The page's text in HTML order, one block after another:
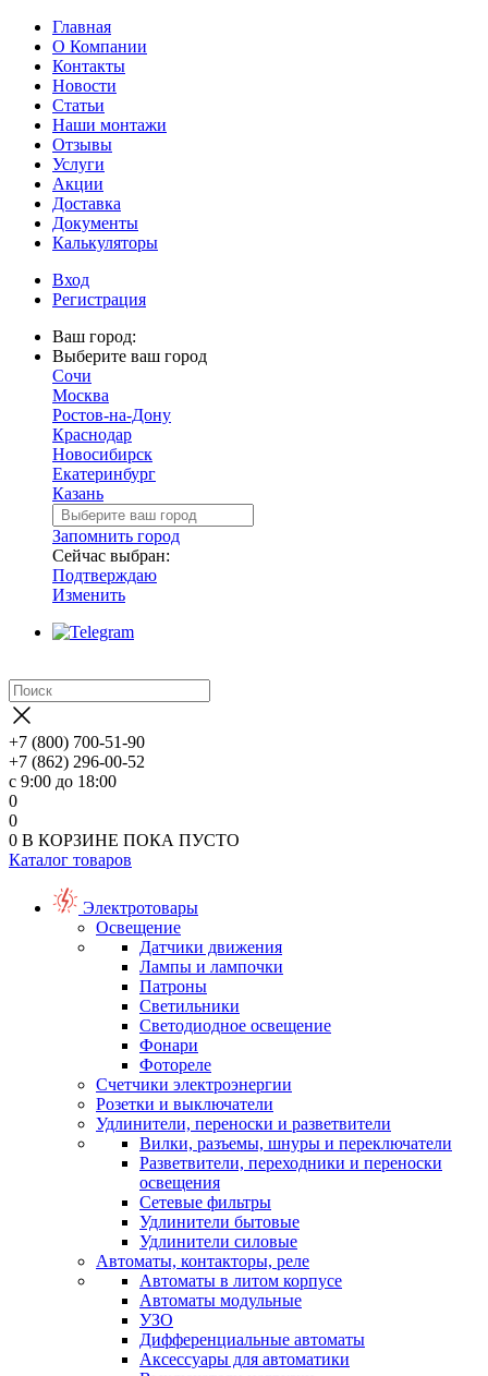
Главная
О Компании
Контакты
Новости
Статьи
Наши монтажи
Отзывы
Услуги
Акции
Доставка
Документы
Калькуляторы
Вход
Регистрация
Ваш город:
Выберите ваш город
Сочи
Москва
Ростов-на-Дону
Краснодар
Новосибирск
Екатеринбург
Казань
Запомнить город
Сейчас выбран:
Подтверждаю
Изменить
+7 (800) 700-51-90
+7 (862) 296-00-52
с 9:00 до 18:00
0
0
0 В КОРЗИНЕ ПОКА ПУСТО
Каталог товаров
Электротовары
Освещение
Датчики движения
Лампы и лампочки
Патроны
Светильники
Светодиодное освещение
Фонари
Фотореле
Счетчики электроэнергии
Розетки и выключатели
Удлинители, переноски и разветвители
Вилки, разъемы, шнуры и переключатели
Разветвители, переходники и переноски
освещения
Сетевые фильтры
Удлинители бытовые
Удлинители силовые
Автоматы, контакторы, реле
Автоматы в литом корпусе
Автоматы модульные
УЗО
Дифференциальные автоматы
Аксессуары для автоматики